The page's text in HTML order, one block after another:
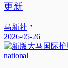
更新
马新社
2026-05-26
national